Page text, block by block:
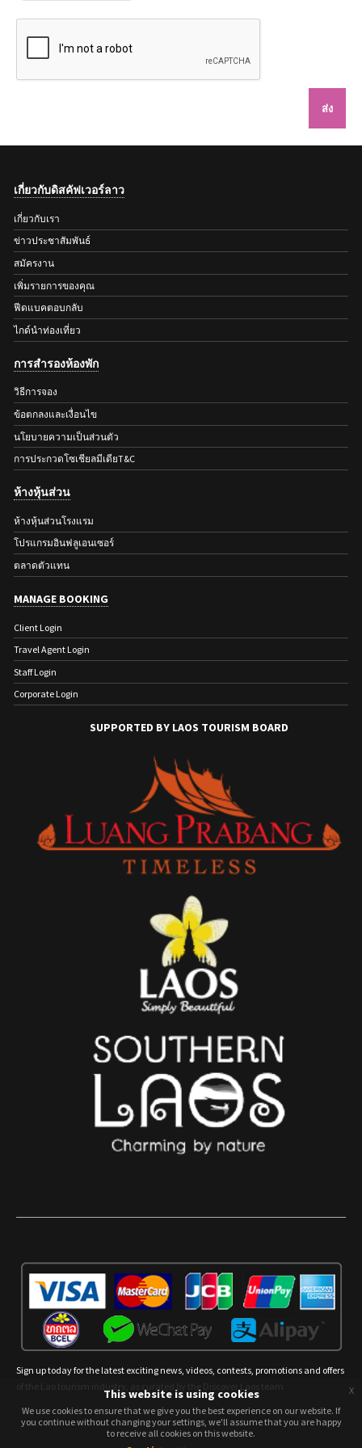
ส่ง
เกี่ยวกับดิสคัฟเวอร์ลาว
เกี่ยวกับเรา
ข่าวประชาสัมพันธ์
สมัครงาน
เพิ่มรายการของคุณ
ฟีดแบคตอบกลับ
ไกด์นำท่องเที่ยว
การสำรองห้องพัก
วิธีการจอง
ข้อตกลงและเงื่อนไข
นโยบายความเป็นส่วนตัว
การประกวดโซเชียลมีเดียT&C
ห้างหุ้นส่วน
ห้างหุ้นส่วนโรงแรม
โปรแกรมอินฟลูเอนเซอร์
ตลาดตัวแทน
MANAGE BOOKING
Client Login
Travel Agent Login
Staff Login
Corporate Login
SUPPORTED BY LAOS TOURISM BOARD
Sign up today for the latest exciting news, videos, contests, promotions and offers
We use cookies to ensure that we give you the best experience on our website. If
you continue without changing your settings, we'll assume that you are happy
to receive all cookies on this website.
This website is using cookies
We use cookies to ensure that we give you the best experience on our website. If
you continue without changing your settings, we'll assume that you are happy
to receive all cookies on this website.
x